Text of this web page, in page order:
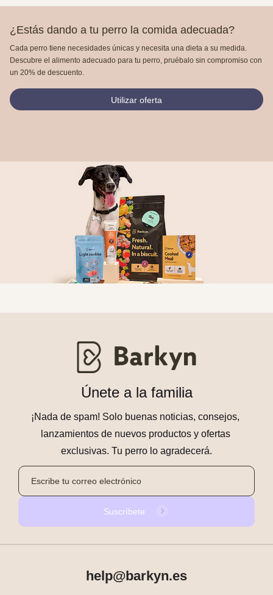
¿Estás dando a tu perro la comida adecuada?
Cada perro tiene necesidades únicas y necesita una dieta a su medida.
Descubre el alimento adecuado para tu perro, pruébalo sin compromiso con
un 20% de descuento.
Utilizar oferta
Únete a la familia
¡Nada de spam! Solo buenas noticias, consejos,
lanzamientos de nuevos productos y ofertas
exclusivas. Tu perro lo agradecerá.
Suscríbete
help@barkyn.es